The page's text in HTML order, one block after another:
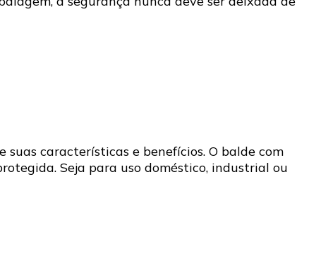
características e benefícios. O balde com
Seja para uso doméstico, industrial ou